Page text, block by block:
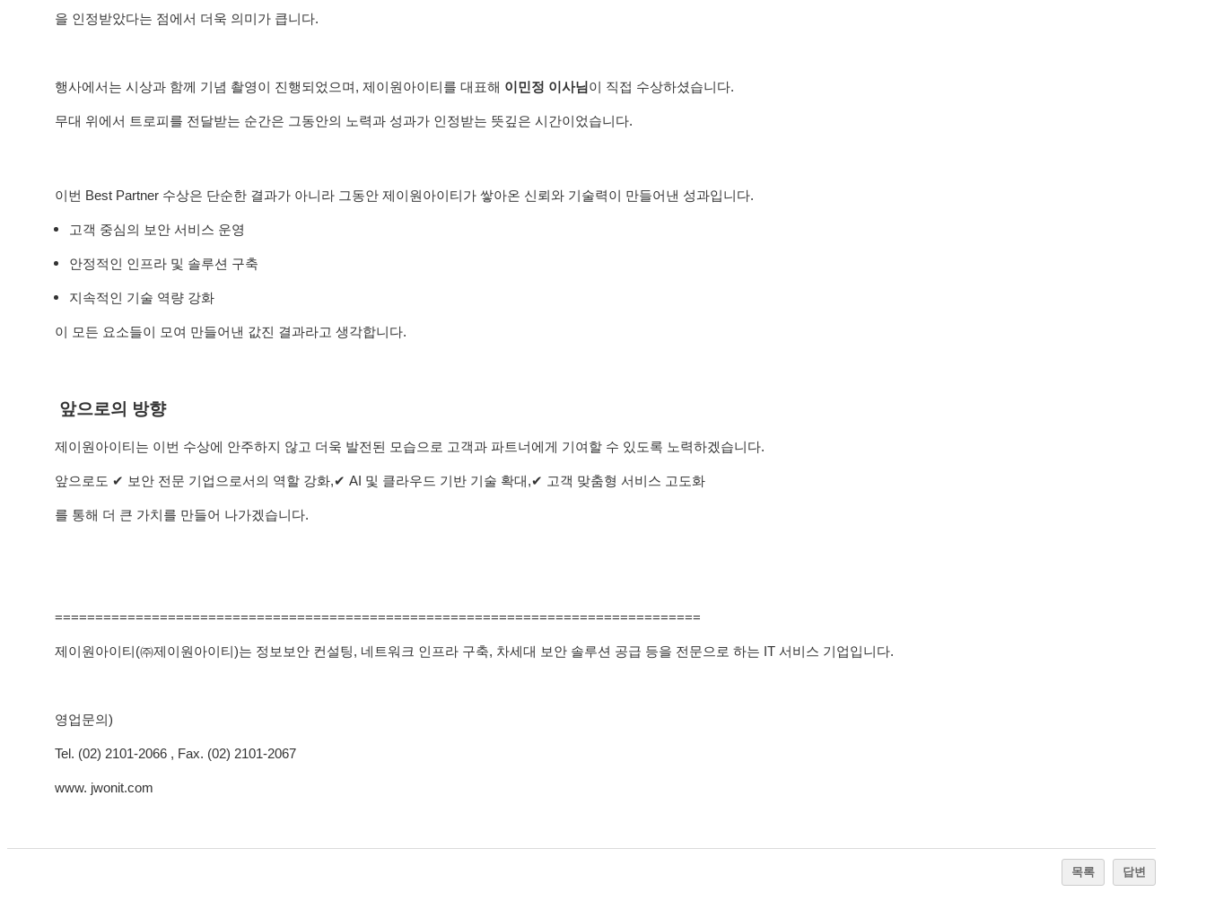
을 인정받았다는 점에서 더욱 의미가 큽니다.
행사에서는 시상과 함께 기념 촬영이 진행되었으며, 제이원아이티를 대표해 이민정 이사님이 직접 수상하셨습니다.
무대 위에서 트로피를 전달받는 순간은 그동안의 노력과 성과가 인정받는 뜻깊은 시간이었습니다.
이번 Best Partner 수상은 단순한 결과가 아니라 그동안 제이원아이티가 쌓아온 신뢰와 기술력이 만들어낸 성과입니다.
고객 중심의 보안 서비스 운영
안정적인 인프라 및 솔루션 구축
지속적인 기술 역량 강화
이 모든 요소들이 모여 만들어낸 값진 결과라고 생각합니다.
앞으로의 방향
제이원아이티는 이번 수상에 안주하지 않고 더욱 발전된 모습으로 고객과 파트너에게 기여할 수 있도록 노력하겠습니다.
앞으로도 ✔ 보안 전문 기업으로서의 역할 강화,✔ AI 및 클라우드 기반 기술 확대,✔ 고객 맞춤형 서비스 고도화
를 통해 더 큰 가치를 만들어 나가겠습니다.
================================================================================
제이원아이티(㈜제이원아이티)는 정보보안 컨설팅, 네트워크 인프라 구축, 차세대 보안 솔루션 공급 등을 전문으로 하는 IT 서비스 기업입니다.
영업문의)
Tel. (02) 2101-2066 , Fax. (02) 2101-2067
www. jwonit.com
목록 답변